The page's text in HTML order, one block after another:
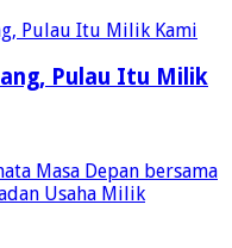
Pulau Itu Milik